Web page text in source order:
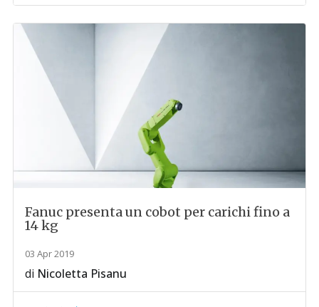
Fanuc presenta un cobot per carichi fino a
14 kg
03 Apr 2019
di Nicoletta Pisanu